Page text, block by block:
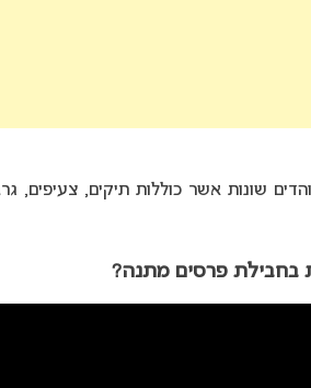
שונות אשר כוללות תיקים, צעיפים,
בחבילת פרסים מתנה?